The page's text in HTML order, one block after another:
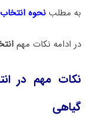
به مطلب نحوه
در ادامه نکات مهم
نکات مهم در
گیاهی